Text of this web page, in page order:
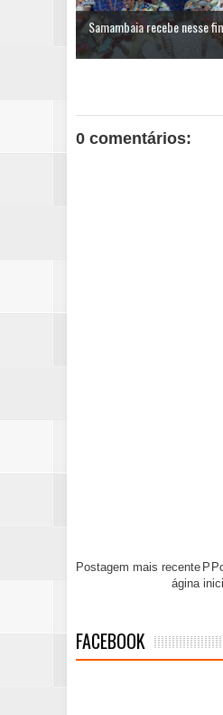
Samambaia recebe nesse
0 comentários:
Postagem mais recente P
ágina
FACEBOOK